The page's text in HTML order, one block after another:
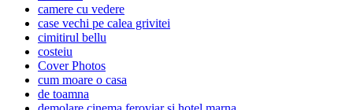
camere cu vedere
case vechi pe calea grivitei
cimitirul bellu
costeiu
Cover Photos
cum moare o casa
de toamna